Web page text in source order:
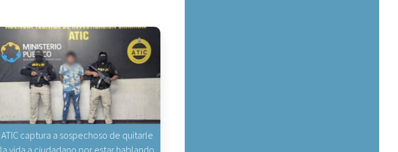
ATIC captura a sospechoso de quitarle
la vida a ciudadano por estar hablando